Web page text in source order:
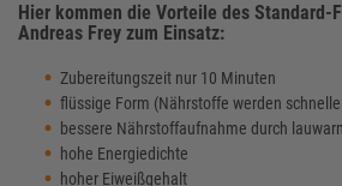
Hier kommen die Vorteile des Standard-
Andreas Frey zum Einsatz:
Zubereitungszeit nur 10 Minuten
flüssige Form (Nährstoffe werden
bessere Nährstoffaufnahme durch
hohe Energiedichte
hoher Eiweißgehalt